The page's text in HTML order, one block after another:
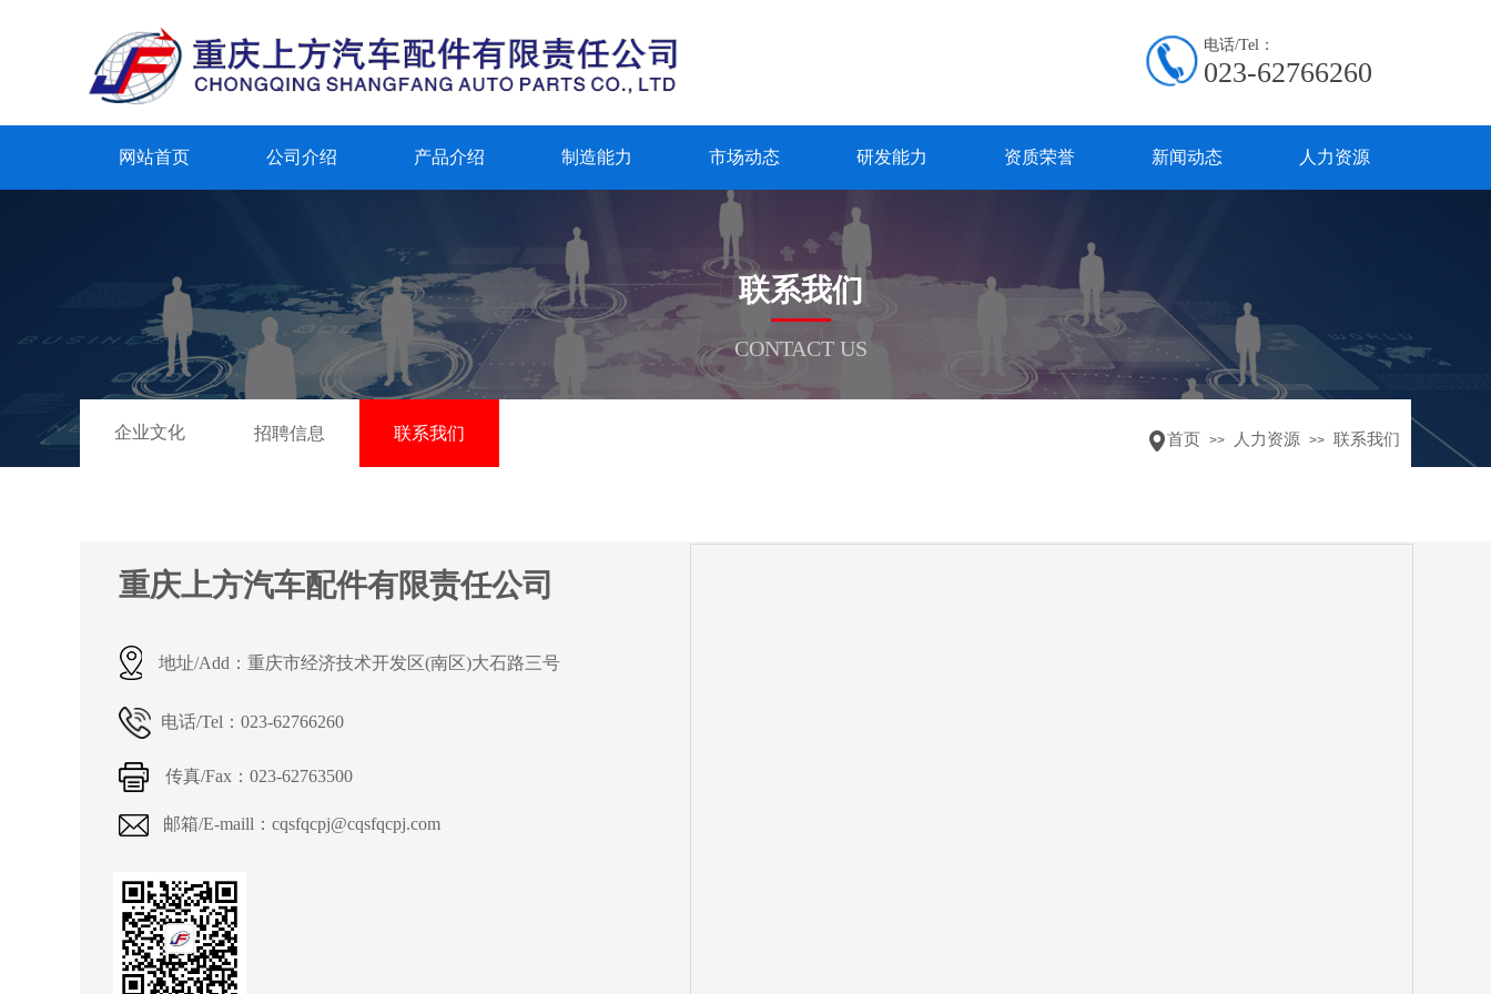
联系我们
CONTACT US
招聘信息 联系我们 首页 >> 人力资源 >> 联系我们
企业文化
地址/Add： 重庆市经济技术开发区(南区)大石路三号
电话/Tel： 023-62766260
传真/Fax： 023-62763500
邮箱/E-maill：cqsfqcpj@cqsfqcpj.com
重庆上方汽车配件有限责任公司
023-62766260
电话/Tel ：
网站首页 公司介绍 产品介绍 制造能力 市场动态 研发能力 资质荣誉 新闻动态 人力资源